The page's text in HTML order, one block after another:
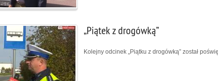
„Piątek z drogówką”
Kolejny odcinek „Piątku z drogówką” został